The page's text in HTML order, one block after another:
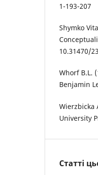
1-193-207
Shymko
10.31470/
Whorf B.L.
Benjamin
Wierzbicka
University
Статті